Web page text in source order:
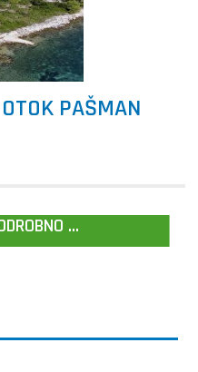
PAŠMAN
...